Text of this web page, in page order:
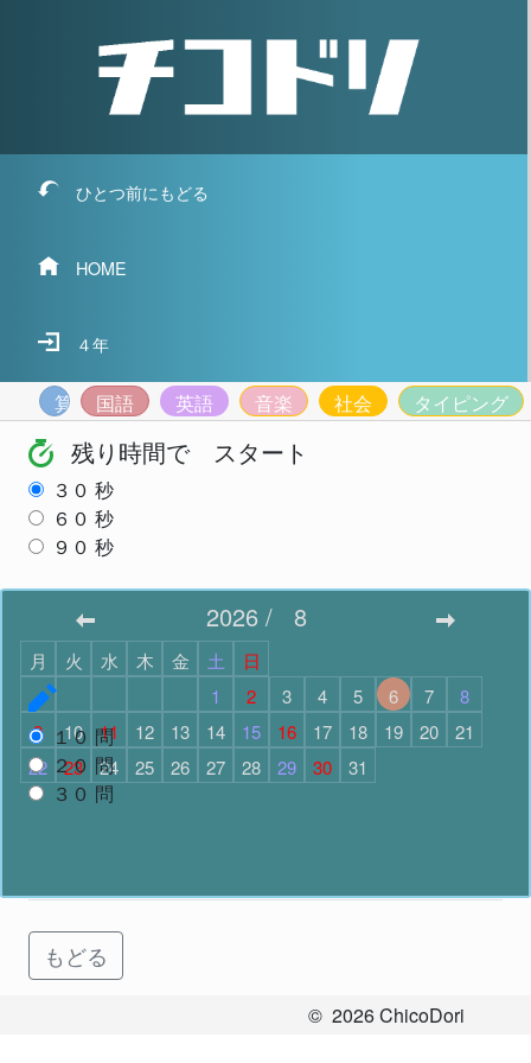
ひとつ前にもどる
HOME
４年
2026 / 8
月 火 水 木 金 土
日
1
2 3 4 5 6 7
8
9
10 11 12 13 14 15 16 17 18 19 20
21
22
23 24 25 26 27 28 29 30 31
算数 国語 英語 音楽 社会 タイピング
残り時間で スタート
３０ 秒
６０ 秒
９０ 秒
スタート
で スタート
１０ 問
２０ 問
３０ 問
もどる
© 2026ChicoDori